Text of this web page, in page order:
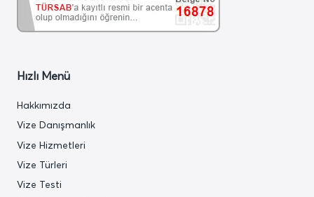
Hızlı Menü
Hakkımızda
Vize Danışmanlık
Vize Hizmetleri
Vize Türleri
Vize Testi